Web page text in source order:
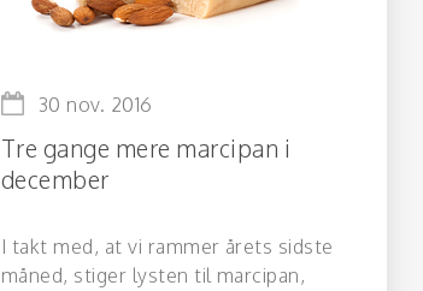
30 nov. 2016
Tre gange mere marcipan i
december
I takt med, at vi rammer årets sidste
måned, stiger lysten til marcipan,